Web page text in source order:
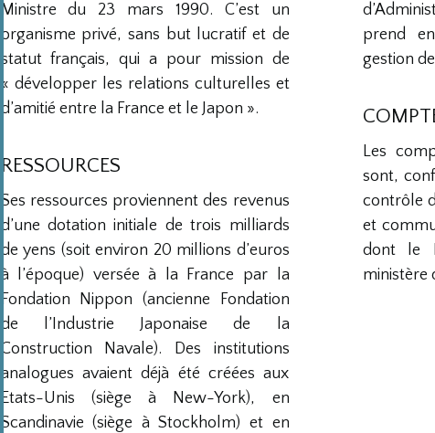
Ministre du 23 mars 1990. C’est un
organisme privé, sans but lucratif et de
statut français, qui a pour mission de
« développer les relations culturelles et
d’amitié entre la France et le Japon ».
RESSOURCES
Ses ressources proviennent des revenus
d’une dotation initiale de trois milliards
de yens (soit environ 20 millions d’euros
à l’époque) versée à la France par la
Fondation Nippon (ancienne Fondation
de l’Industrie Japonaise de la
Construction Navale). Des institutions
analogues avaient déjà été créées aux
Etats-Unis (siège à New-York), en
Scandinavie (siège à Stockholm) et en
prend
gestion
Les
sont,
contrôle
et
dont le
ministère